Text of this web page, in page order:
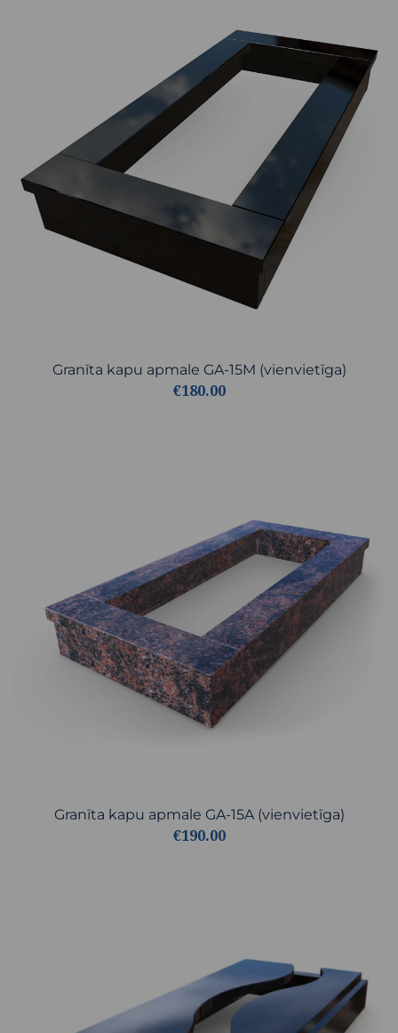
Granīta kapu apmale GA-15M (vienvietīga)
€180.00
Granīta kapu apmale GA-15A (vienvietīga)
€190.00